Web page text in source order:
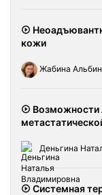
кожи
Жабина
Возможности
Деньгина
Системная